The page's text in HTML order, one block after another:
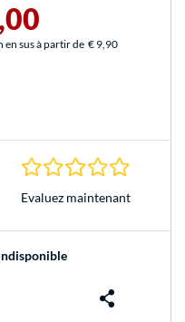
sus à partir de € 9,90
Evaluez maintenant